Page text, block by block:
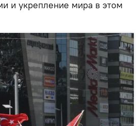
и укрепление мира в этом